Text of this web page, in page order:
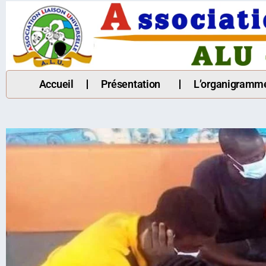
Accueil Présentation